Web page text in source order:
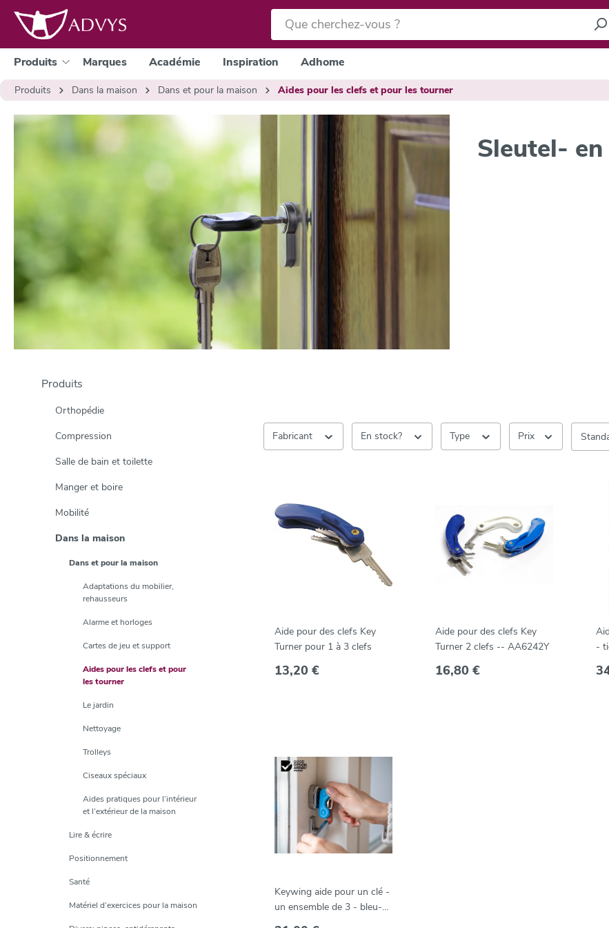
recherche Passer à la navigation principale
Produits Marques Académie Inspiration Adhome
Produits
Dans la maison Dans et pour la maison Aides pour les clefs et pour les tourner
Sleutel-
Produits
Orthopédie
Compression
Salle de bain et toilette
Manger et boire
Mobilité
Dans la maison
Dans et pour la maison
Adaptations du mobilier,
rehausseurs
Alarme et horloges
Cartes de jeu et support
Aides pour les clefs et pour
les tourner
Le jardin
Nettoyage
Trolleys
Ciseaux spéciaux
Aides pratiques pour l’intérieur
et l’extérieur de la maison
Lire & écrire
Positionnement
Santé
Matériel d’exercices pour la maison
Fabricant En stock? Type Prix
Aide pour des clefs Key
Turner pour 1 à 3 clefs
13,20 €
Aide pour des clefs Key
Turner 2 clefs -- AA6242Y
16,80 €
-
Keywing aide pour un clé -
un ensemble de 3 - bleu-